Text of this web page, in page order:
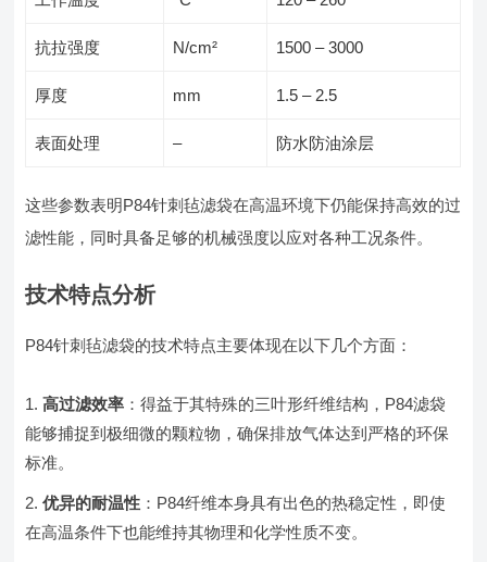
抗拉强度 N/cm² 1500 – 3000
厚度 mm 1.5 – 2.5
表面处理 – 防水防油涂层
这些参数表明P84针刺毡滤袋在高温环境下仍能保持高效的过
滤性能，同时具备足够的机械强度以应对各种工况条件。
技术特点分析
P84针刺毡滤袋的技术特点主要体现在以下几个方面：
高过滤效率 ：得益于其特殊的三叶形纤维结构，P84滤袋
能够捕捉到极细微的颗粒物，确保排放气体达到严格的环保
标准。
优异的耐温性 ：P84纤维本身具有出色的热稳定性，即使
在高温条件下也能维持其物理和化学性质不变。